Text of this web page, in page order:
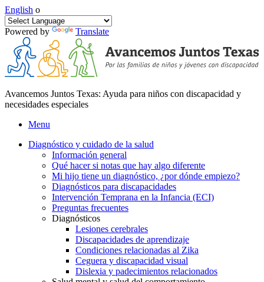
English o
Powered by Translate
Avancemos Juntos Texas: Ayuda para niños con discapacidad y
necesidades especiales
Menu
Diagnóstico y cuidado de la salud
Información general
Qué hacer si notas que hay algo diferente
Mi hijo tiene un diagnóstico, ¿por dónde empiezo?
Diagnósticos para discapacidades
Intervención Temprana en la Infancia (ECI)
Preguntas frecuentes
Diagnósticos
Lesiones cerebrales
Discapacidades de aprendizaje
Condiciones relacionadas al Zika
Ceguera y discapacidad visual
Dislexia y padecimientos relacionados